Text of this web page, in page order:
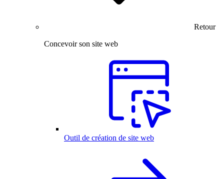
Retour
Concevoir son site web
Outil de création de site web